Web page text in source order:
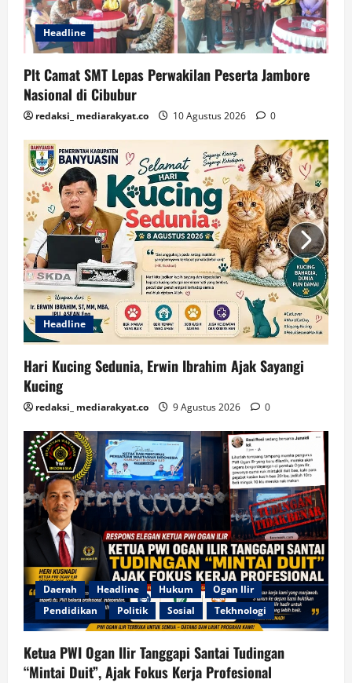
Headline
Plt Camat SMT Lepas Perwakilan Peserta Jambore
Nasional di Cibubur
redaksi_ mediarakyat.co 10 Agustus 2026 0
Headline
Hari Kucing Sedunia, Erwin Ibrahim Ajak Sayangi
Kucing
redaksi_ mediarakyat.co 9 Agustus 2026 0
Daerah Headline Hukum
Ogan Ilir
Pendidikan
Politik Sosial Tekhnologi
Ketua PWI Ogan Ilir Tanggapi Santai Tudingan
“Mintai Duit”, Ajak Fokus Kerja Profesional